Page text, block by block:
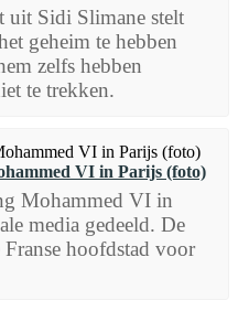
uit Sidi Slimane stelt
geheim te hebben
zelfs hebben
te trekken.
VI in Parijs (foto)
Mohammed VI in
media gedeeld. De
hoofdstad voor